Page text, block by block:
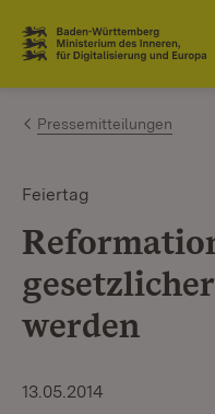
Zum Inhalt
Link zur Startseite
Pressemitteilungen
Feiertag
werden
13.05.2014